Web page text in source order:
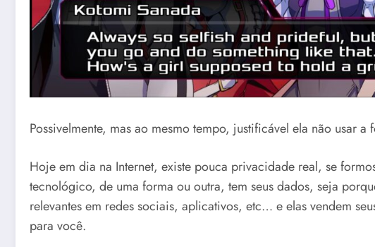
Possivelmente, mas ao mesmo tempo, justificável ela não usar
Hoje em dia na Internet, existe pouca privacidade real, se
tecnológico, de uma forma ou outra, tem seus dados, seja
relevantes em redes sociais, aplicativos, etc… e elas vendem
para você.